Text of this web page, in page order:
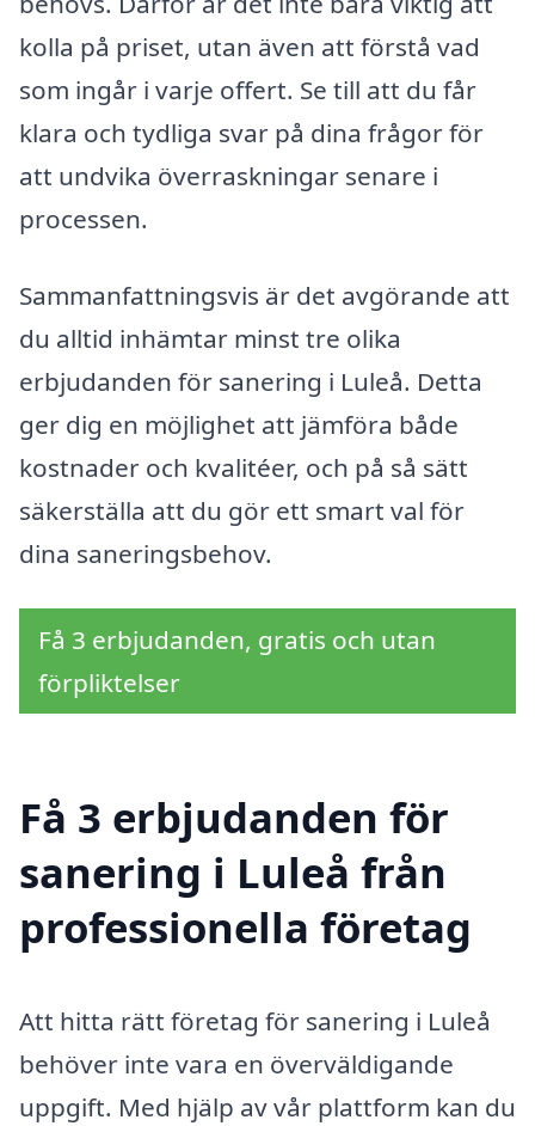
kolla på priset, utan även att förstå vad
som ingår i varje offert. Se till att du får
klara och tydliga svar på dina frågor för
att undvika överraskningar senare i
processen.
Sammanfattningsvis är det avgörande att
du alltid inhämtar minst tre olika
erbjudanden för sanering i Luleå. Detta
ger dig en möjlighet att jämföra både
kostnader och kvalitéer, och på så sätt
säkerställa att du gör ett smart val för
dina saneringsbehov.
Få 3 erbjudanden, gratis och utan
förpliktelser
Få 3 erbjudanden för
sanering i Luleå från
professionella företag
Att hitta rätt företag för sanering i Luleå
behöver inte vara en överväldigande
uppgift. Med hjälp av vår plattform kan du